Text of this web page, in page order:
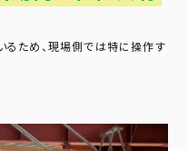
ため、現場側では特に操作す